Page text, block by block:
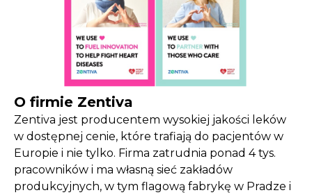
O firmie Zentiva
Zentiva jest producentem wysokiej jakości leków
w dostępnej cenie, które trafiają do pacjentów w
Europie i nie tylko. Firma zatrudnia ponad 4 tys.
pracowników i ma własną sieć zakładów
produkcyjnych, w tym flagową fabrykę w Pradze i